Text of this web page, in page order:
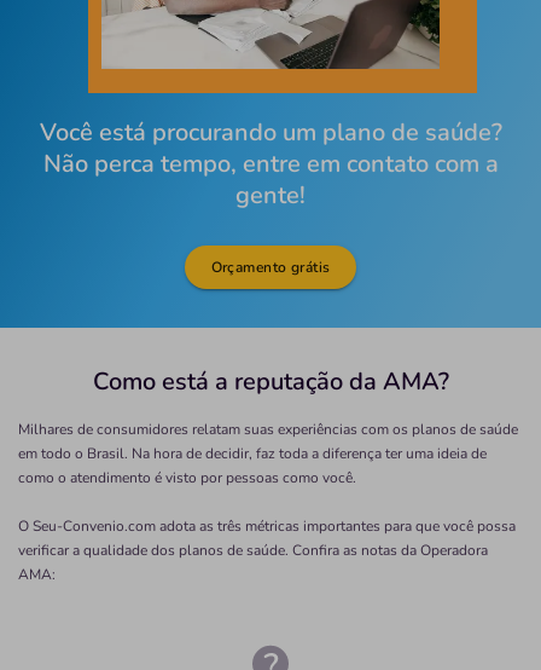
Você está procurando um plano de saúde?
Não perca tempo, entre em contato com a
gente!
Orçamento grátis
Como está a reputação da AMA?
Milhares de consumidores relatam suas experiências com os planos de saúde
em todo o Brasil. Na hora de decidir, faz toda a diferença ter uma ideia de
como o atendimento é visto por pessoas como você.
O Seu-Convenio.com adota as três métricas importantes para que você possa
verificar a qualidade dos planos de saúde. Confira as notas da Operadora
AMA: